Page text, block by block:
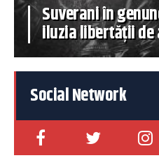
Suverani în
iluzia libertății de
Social Network